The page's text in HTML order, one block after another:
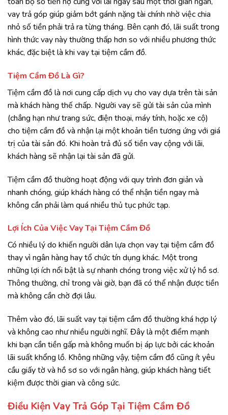
vay trả góp giúp giảm bớt gánh nặng tài chính nhờ việc chia
nhỏ số tiền phải trả ra từng tháng. Bên cạnh đó, lãi suất trong
hình thức vay này thường thấp hơn so với nhiều phương thức
khác, đặc biệt là khi vay tại tiệm cầm đồ.
Tiệm Cầm Đồ Là Gì?
Tiệm cầm đồ là nơi cung cấp dịch vụ cho vay dựa trên tài sản
mà khách hàng thế chấp. Người vay sẽ gửi tài sản của mình
(chẳng hạn như trang sức, điện thoại, máy tính, hoặc xe cộ)
cho tiệm cầm đồ và nhận lại một khoản tiền tương ứng với giá
trị của tài sản đó. Khi hoàn trả đủ số tiền vay cộng với lãi,
khách hàng sẽ nhận lại tài sản đã gửi.
Tiệm cầm đồ thường hoạt động với quy trình đơn giản và
nhanh chóng, giúp khách hàng có thể nhận tiền ngay mà
không cần phải làm quá nhiều thủ tục phức tạp.
Lợi Ích Của Việc Vay Tại Tiệm Cầm Đồ
Có nhiều lý do khiến người dân lựa chọn vay tại tiệm cầm đồ
thay vì ngân hàng hay tổ chức tín dụng khác. Một trong
những lợi ích nổi bật là sự nhanh chóng trong việc xử lý hồ sơ.
Thông thường, chỉ trong vài giờ, bạn đã có thể nhận được tiền
mà không cần chờ đợi lâu.
Thêm vào đó, lãi suất vay tại tiệm cầm đồ thường khá hợp lý
và không cao như nhiều người nghĩ. Đây là một điểm mạnh
khi bạn cần tiền gấp mà không muốn bị áp lực bởi các khoản
lãi suất khổng lồ. Không những vậy, tiệm cầm đồ cũng ít yêu
cầu giấy tờ và hồ sơ so với ngân hàng, giúp khách hàng tiết
kiệm được thời gian và công sức.
Điều Kiện Vay Trả Góp Tại Tiệm Cầm Đồ